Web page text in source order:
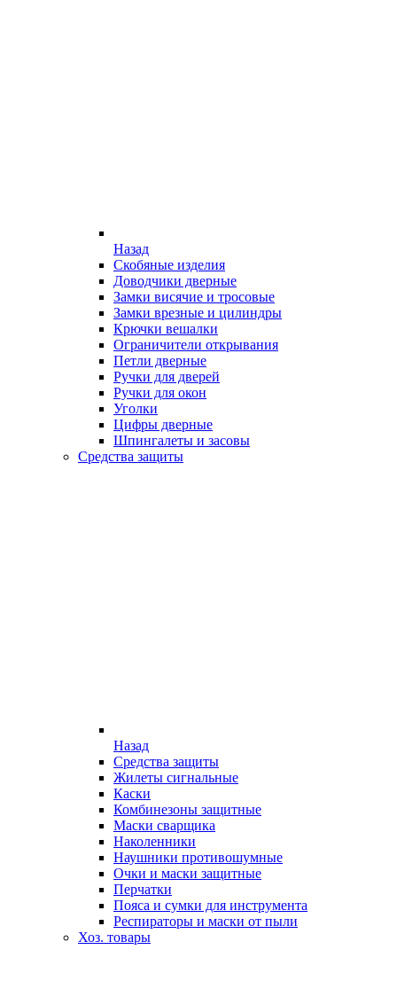
Назад
Скобяные изделия
Доводчики дверные
Замки висячие и тросовые
Замки врезные и цилиндры
Крючки вешалки
Ограничители открывания
Петли дверные
Ручки для дверей
Ручки для окон
Уголки
Цифры дверные
Шпингалеты и засовы
Средства защиты
Назад
Средства защиты
Жилеты сигнальные
Каски
Комбинезоны защитные
Маски сварщика
Наколенники
Наушники противошумные
Очки и маски защитные
Перчатки
Пояса и сумки для инструмента
Респираторы и маски от пыли
Хоз. товары